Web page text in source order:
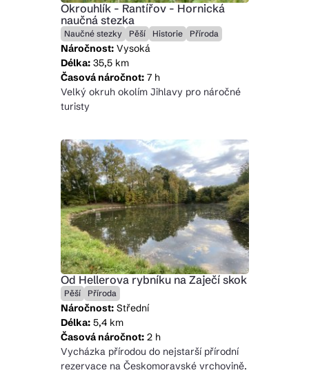
Okrouhlík - Rantířov - Hornická
naučná stezka
Naučné stezky Pěší Historie Příroda
Náročnost:Vysoká
Délka:35,5 km
Časová náročnot:7 h
Velký okruh okolím Jihlavy pro náročné
turisty
Od Hellerova rybníku na Zaječí skok
Pěší Příroda
Náročnost:Střední
Délka:5,4 km
Časová náročnot:2 h
Vycházka přírodou do nejstarší přírodní
rezervace na Českomoravské vrchovině.